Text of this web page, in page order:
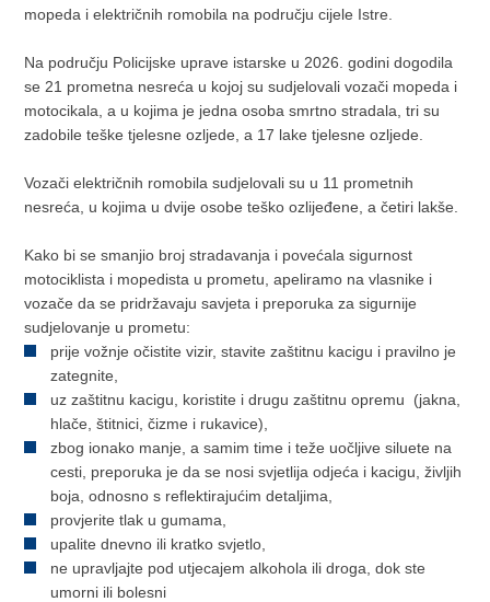
mopeda i električnih romobila na području cijele Istre.
Na području Policijske uprave istarske u 2026. godini dogodila
se 21 prometna nesreća u kojoj su sudjelovali vozači mopeda i
motocikala, a u kojima je jedna osoba smrtno stradala, tri su
zadobile teške tjelesne ozljede, a 17 lake tjelesne ozljede.
Vozači električnih romobila sudjelovali su u 11 prometnih
nesreća, u kojima u dvije osobe teško ozlijeđene, a četiri lakše.
Kako bi se smanjio broj stradavanja i povećala sigurnost
motociklista i mopedista u prometu, apeliramo na vlasnike i
vozače da se pridržavaju savjeta i preporuka za sigurnije
sudjelovanje u prometu:
prije vožnje očistite vizir, stavite zaštitnu kacigu i pravilno je
zategnite,
uz zaštitnu kacigu, koristite i drugu zaštitnu opremu (jakna,
hlače, štitnici, čizme i rukavice),
zbog ionako manje, a samim time i teže uočljive siluete na
cesti, preporuka je da se nosi svjetlija odjeća i kacigu, življih
boja, odnosno s reflektirajućim detaljima,
provjerite tlak u gumama,
upalite dnevno ili kratko svjetlo,
ne upravljajte pod utjecajem alkohola ili droga, dok ste
umorni ili bolesni